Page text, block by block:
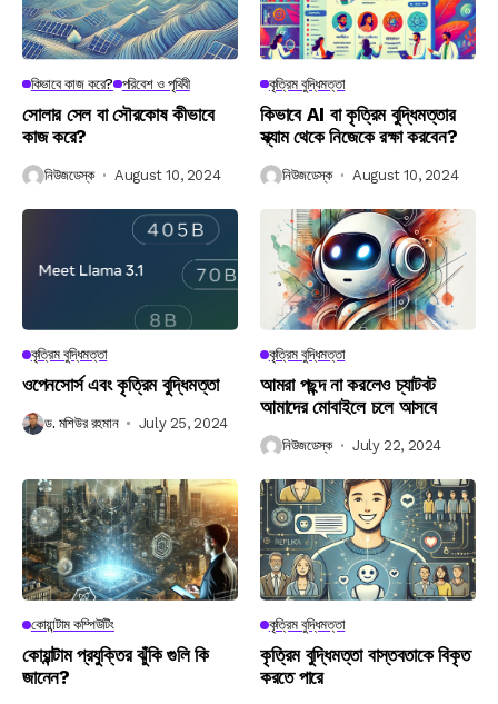
কিভাবে কাজ করে? পরিবেশ ও পৃথিবী
সোলার সেল বা সৌরকোষ কীভাবে
কাজ করে?
নিউজডেস্ক August 10, 2024
কৃত্রিম বুদ্ধিমত্তা
কিভাবে AI বা কৃত্রিম বুদ্ধিমত্তার
স্ক্যাম থেকে নিজেকে রক্ষা করবেন?
নিউজডেস্ক August 10, 2024
কৃত্রিম বুদ্ধিমত্তা
ওপেনসোর্স এবং কৃত্রিম বুদ্ধিমত্তা
ড. মশিউর রহমান July 25, 2024
কৃত্রিম বুদ্ধিমত্তা
আমরা পছন্দ না করলেও চ্যাটবট
আমাদের মোবাইলে চলে আসবে
নিউজডেস্ক July 22, 2024
কোয়ান্টাম কম্পিউটিং
কোয়ান্টাম প্রযুক্তির ঝুঁকি গুলি কি
জানেন?
কৃত্রিম বুদ্ধিমত্তা
কৃত্রিম বুদ্ধিমত্তা বাস্তবতাকে বিকৃত
করতে পারে